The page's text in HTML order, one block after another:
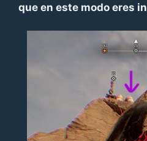
que en este modo eres